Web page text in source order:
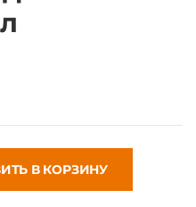
В КОРЗИНУ